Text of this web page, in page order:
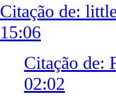
Citação de:
15:06
Citação de:
02:02